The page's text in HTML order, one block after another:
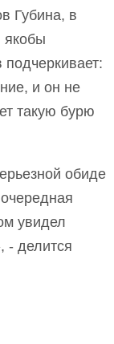
Губина, в
якобы
и он не
такую бурю
обиде
увидел
- делится